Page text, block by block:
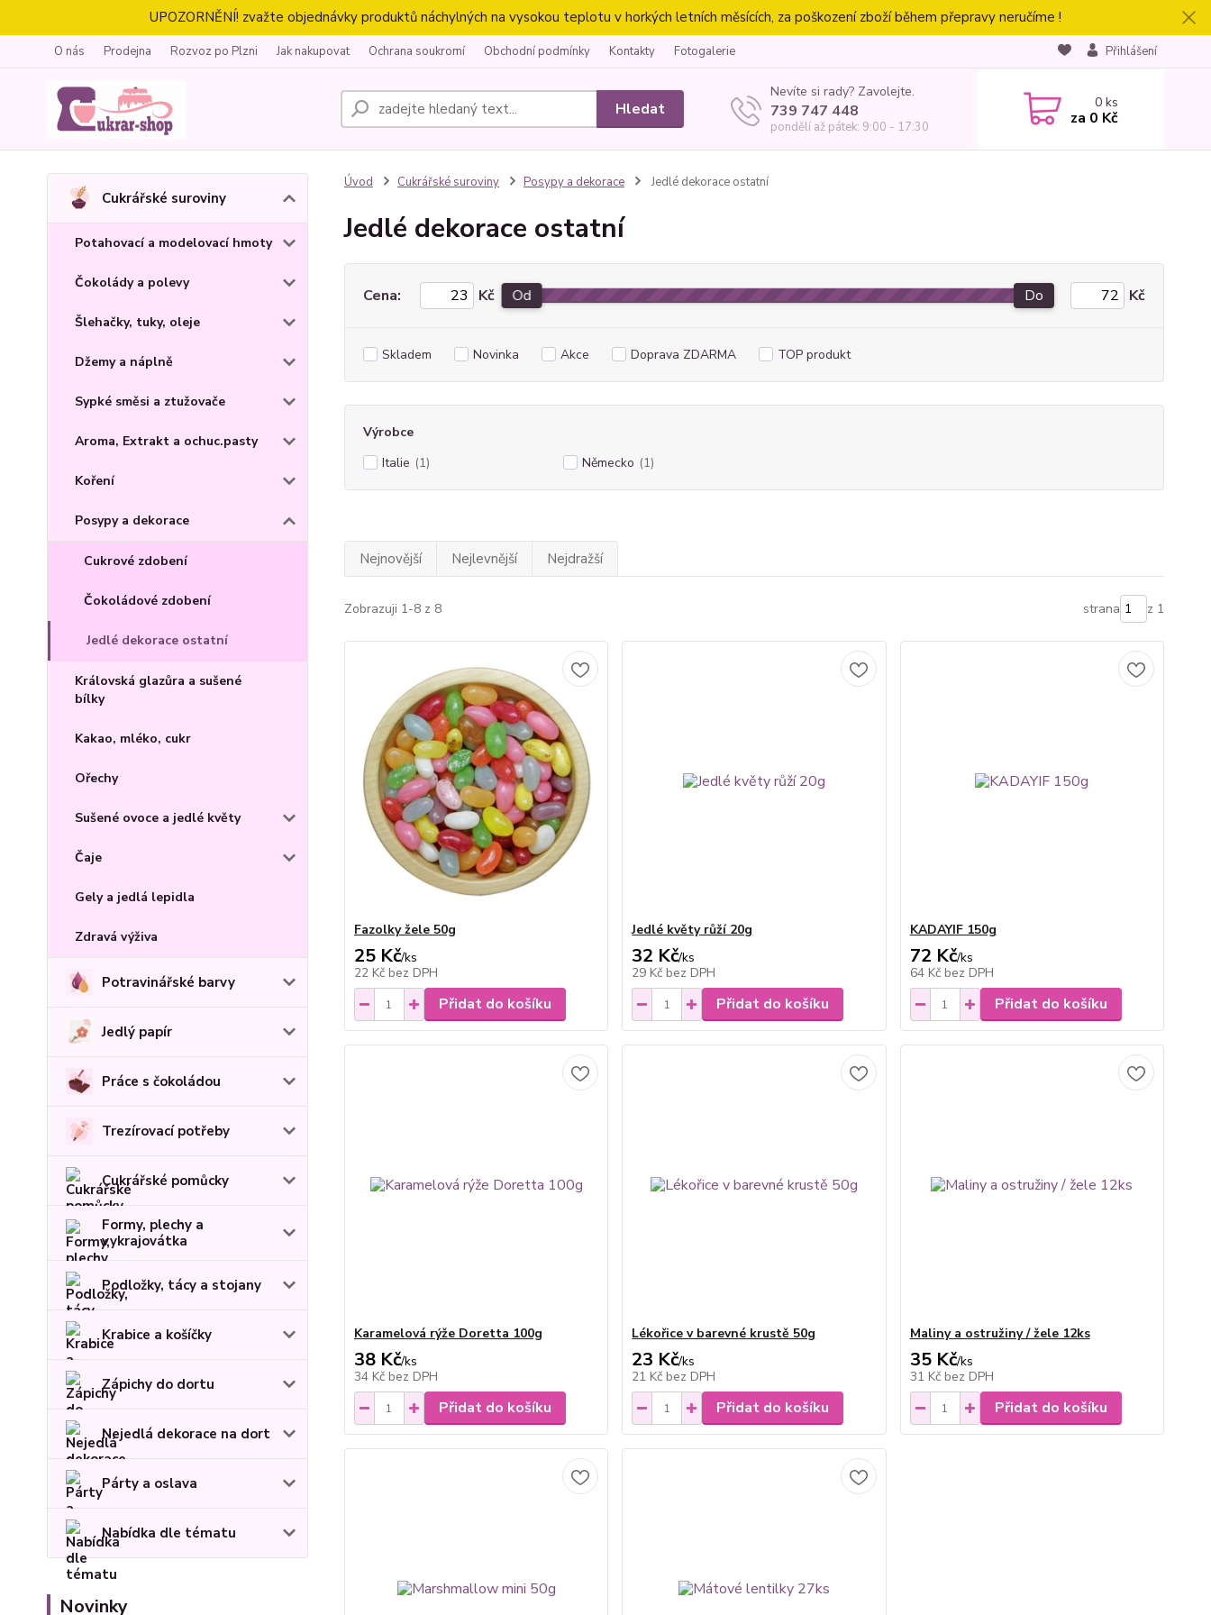
UPOZORNĚNÍ! zvažte objednávky produktů náchylných na vysokou teplotu v horkých letních měsících, za poškození zboží během přepravy neručíme !
O nás Prodejna Rozvoz po Plzni Jak nakupovat Ochrana soukromí Obchodní podmínky Kontakty Fotogalerie Přihlášení
Hledat
Nevíte si rady? Zavolejte.
739 747 448
pondělí až pátek: 9:00 - 17:30
0ks
za 0 Kč
Cukrářské suroviny
Potahovací a modelovací hmoty
Čokolády a polevy
Šlehačky, tuky, oleje
Džemy a náplně
Sypké směsi a ztužovače
Aroma, Extrakt a ochuc.pasty
Koření
Posypy a dekorace
Cukrové zdobení
Čokoládové zdobení
Jedlé dekorace ostatní
Královská glazůra a sušené
bílky
Kakao, mléko, cukr
Ořechy
Sušené ovoce a jedlé květy
Čaje
Gely a jedlá lepidla
Zdravá výživa
Potravinářské barvy
Jedlý papír
Práce s čokoládou
Trezírovací potřeby
Cukrářské pomůcky
Formy, plechy a
vykrajovátka
Podložky, tácy a stojany
Krabice a košíčky
Zápichy do dortu
Nejedlá dekorace na dort
Párty a oslava
Nabídka dle tématu
Novinky
Úvod Cukrářské suroviny Posypy a dekorace Jedlé dekorace ostatní
Jedlé dekorace ostatní
Cena: Kč Od Do Kč
Skladem Novinka Akce Doprava ZDARMA TOP produkt
Výrobce
Italie (1) Německo (1)
Nejnovější Nejlevnější Nejdražší
Zobrazuji 1-8 z 8 strana z 1
Fazolky žele 50g
25 Kč/ks
22 Kč bez DPH
Přidat do košíku
Jedlé květy růží 20g
32 Kč/ks
29 Kč bez DPH
Přidat do košíku
KADAYIF 150g
72 Kč/ks
64 Kč bez DPH
Přidat do košíku
Karamelová rýže Doretta 100g
38 Kč/ks
34 Kč bez DPH
Přidat do košíku
Lékořice v barevné krustě 50g
23 Kč/ks
21 Kč bez DPH
Přidat do košíku
Maliny a ostružiny / žele 12ks
35 Kč/ks
31 Kč bez DPH
Přidat do košíku